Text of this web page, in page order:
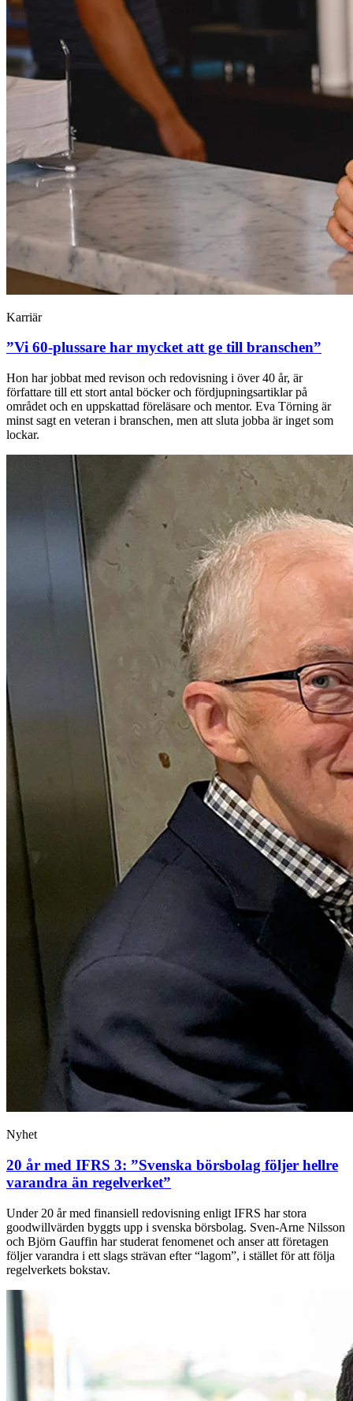
Karriär
”Vi 60-plussare har mycket att ge till branschen”
Hon har jobbat med revison och redovisning i över 40 år, är
författare till ett stort antal böcker och fördjupningsartiklar på
området och en uppskattad föreläsare och mentor. Eva Törning är
minst sagt en veteran i branschen, men att sluta jobba är inget som
lockar.
Nyhet
20 år med IFRS 3: ”Svenska börsbolag följer hellre
varandra än regelverket”
Under 20 år med finansiell redovisning enligt IFRS har stora
goodwillvärden byggts upp i svenska börsbolag. Sven-Arne Nilsson
och Björn Gauffin har studerat fenomenet och anser att företagen
följer varandra i ett slags strävan efter “lagom”, i stället för att följa
regelverkets bokstav.